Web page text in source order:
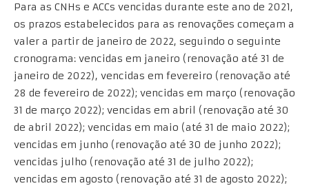
Para as CNHs e ACCs vencidas durante este ano de 2021,
os prazos estabelecidos para as renovações começam a
valer a partir de janeiro de 2022, seguindo o seguinte
cronograma: vencidas em janeiro (renovação até 31 de
janeiro de 2022), vencidas em fevereiro (renovação até
28 de fevereiro de 2022); vencidas em março (renovação
31 de março 2022); vencidas em abril (renovação até 30
de abril 2022); vencidas em maio (até 31 de maio 2022);
vencidas em junho (renovação até 30 de junho 2022);
vencidas julho (renovação até 31 de julho 2022);
vencidas em agosto (renovação até 31 de agosto 2022);